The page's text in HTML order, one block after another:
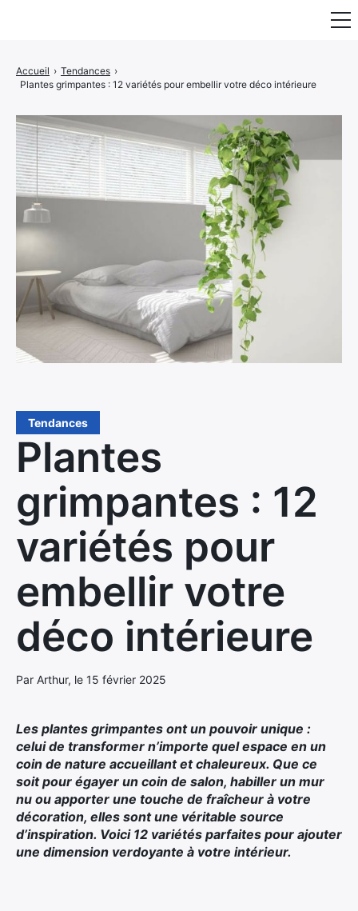
Accueil › Tendances ›
Plantes grimpantes : 12 variétés pour embellir votre déco intérieure
Tendances
Plantes
grimpantes : 12
variétés pour
embellir votre
déco intérieure
Par Arthur, le 15 février 2025
Les plantes grimpantes ont un pouvoir unique :
celui de transformer n’importe quel espace en un
coin de nature accueillant et chaleureux. Que ce
soit pour égayer un coin de salon, habiller un mur
nu ou apporter une touche de fraîcheur à votre
décoration, elles sont une véritable source
d’inspiration. Voici 12 variétés parfaites pour ajouter
une dimension verdoyante à votre intérieur.
Mobilier & Rangement
Luminaire
Maison
Art & Décoration
Portraits